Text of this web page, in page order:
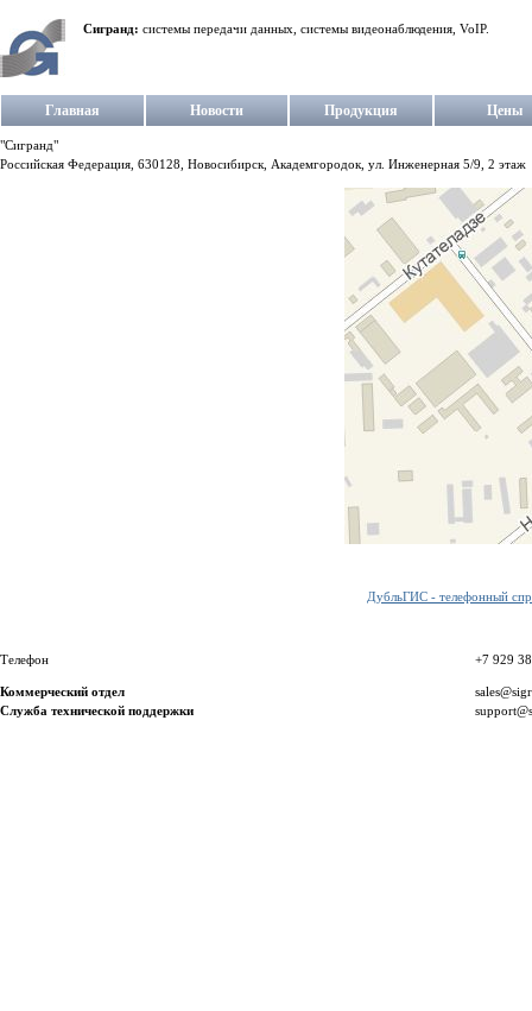
Сигранд: системы передачи данных, системы видеонаблюдения, VoIP.
Главная Новости Продукция Цены
"Сигранд"
Российская Федерация, 630128, Новосибирск, Академгородок, ул. Инженерная 5/9, 2 этаж
ДубльГИС - телефонный
Телефон +7 929
Коммерческий отдел
Служба технической поддержки